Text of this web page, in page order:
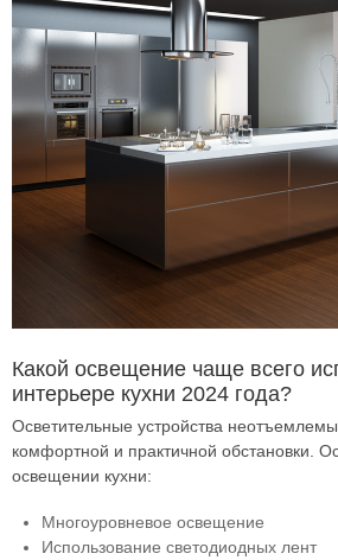
Какой освещение чаще всего
интерьере кухни 2024 года?
Осветительные устройства
комфортной и практичной обстановки.
освещении кухни:
Многоуровневое освещение
Использование светодиодных лент